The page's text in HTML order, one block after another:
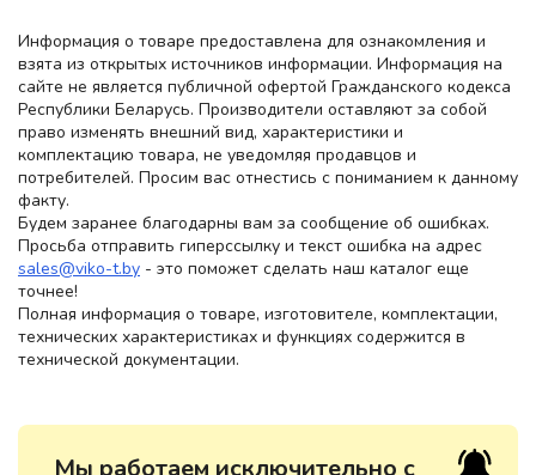
Информация о товаре предоставлена для ознакомления и
взята из открытых источников информации. Информация на
сайте не является публичной офертой Гражданского кодекса
Республики Беларусь. Производители оставляют за собой
право изменять внешний вид, характеристики и
комплектацию товара, не уведомляя продавцов и
потребителей. Просим вас отнестись с пониманием к данному
факту.
Будем заранее благодарны вам за сообщение об ошибках.
Просьба отправить гиперссылку и текст ошибка на адрес
sales@viko-t.by - это поможет сделать наш каталог еще
точнее!
Полная информация о товаре, изготовителе, комплектации,
технических характеристиках и функциях содержится в
технической документации.
Мы работаем исключительно с